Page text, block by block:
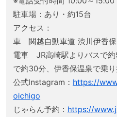
駐車場：あり・約15台
アクセス：
車 関越自動車道 渋川伊香保
電車 JR高崎駅よりバスで約
で約30分、伊香保温泉で乗
公式Instagram： https://
oichigo
じゃらん予約： https://